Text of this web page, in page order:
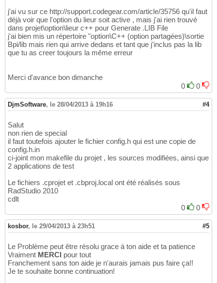
j'ai vu sur ce http://support.codegear.com/article/35756 qu'il faut
déjà voir que l'option du lieur soit active , mais j'ai rien trouvé
dans projet\option\lieur c++ pour Generate .LIB File
j'ai bien mis un répertoire "option\C++ (option partagées)\sortie
Bpi/lib mais rien qui arrive dedans et tant que j'inclus pas la lib
que tu as creer toujours la même erreur
Merci d'avance bon dimanche
0
0
DjmSoftware, le 28/04/2013 à 19h16 #4
Salut
non rien de special
il faut toutefois ajouter le fichier config.h qui est une copie de
config.h.in
ci-joint mon makefile du projet , les sources modifiées, ainsi que
2 applications de test
Le fichiers .cprojet et .cbproj.local ont été réalisés sous
RadStudio 2010
cdlt
0
0
kosbor, le 29/04/2013 à 23h51 #5
Le Problème peut être résolu grace à ton aide et ta patience
Vraiment MERCI pour tout
Franchement sans ton aide je n'aurais jamais pus faire ça!!
Je te souhaite bonne continuation!